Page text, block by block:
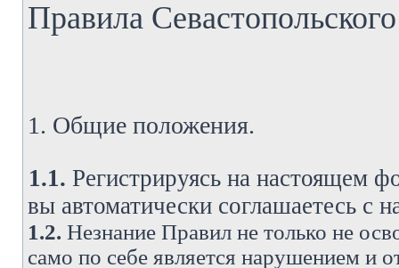
Правила
1. Общие положения.
1.1. Регистрируясь на настоящем
вы автоматически соглашаетесь
1.2. Незнание Правил не только не
само по себе является нарушением и